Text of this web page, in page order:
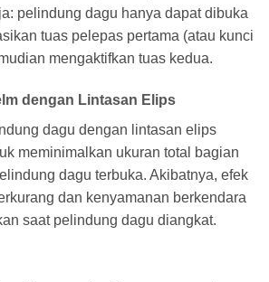
pelindung dagu hanya dapat dibuka
tuas pelepas pertama (atau kunci
mengaktifkan tuas kedua.
dengan Lintasan Elips
dagu dengan lintasan elips
meminimalkan ukuran total bagian
dagu terbuka. Akibatnya, efek
dan kenyamanan berkendara
saat pelindung dagu diangkat.